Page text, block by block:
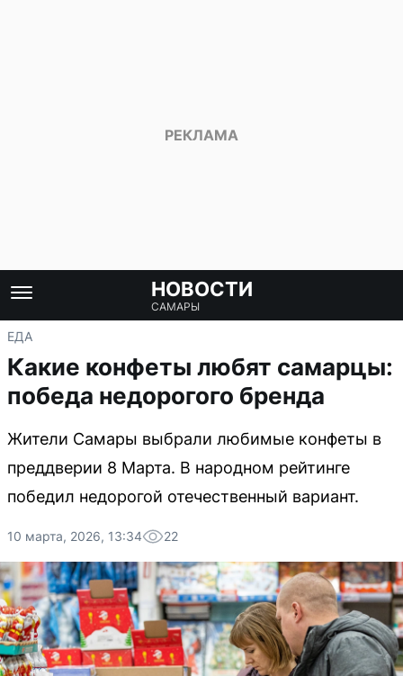
НОВОСТИ
САМАРЫ
ЕДА
Какие конфеты любят самарцы:
победа недорогого бренда
Жители Самары выбрали любимые конфеты в
преддверии 8 Марта. В народном рейтинге
победил недорогой отечественный вариант.
10 марта, 2026, 13:34 22